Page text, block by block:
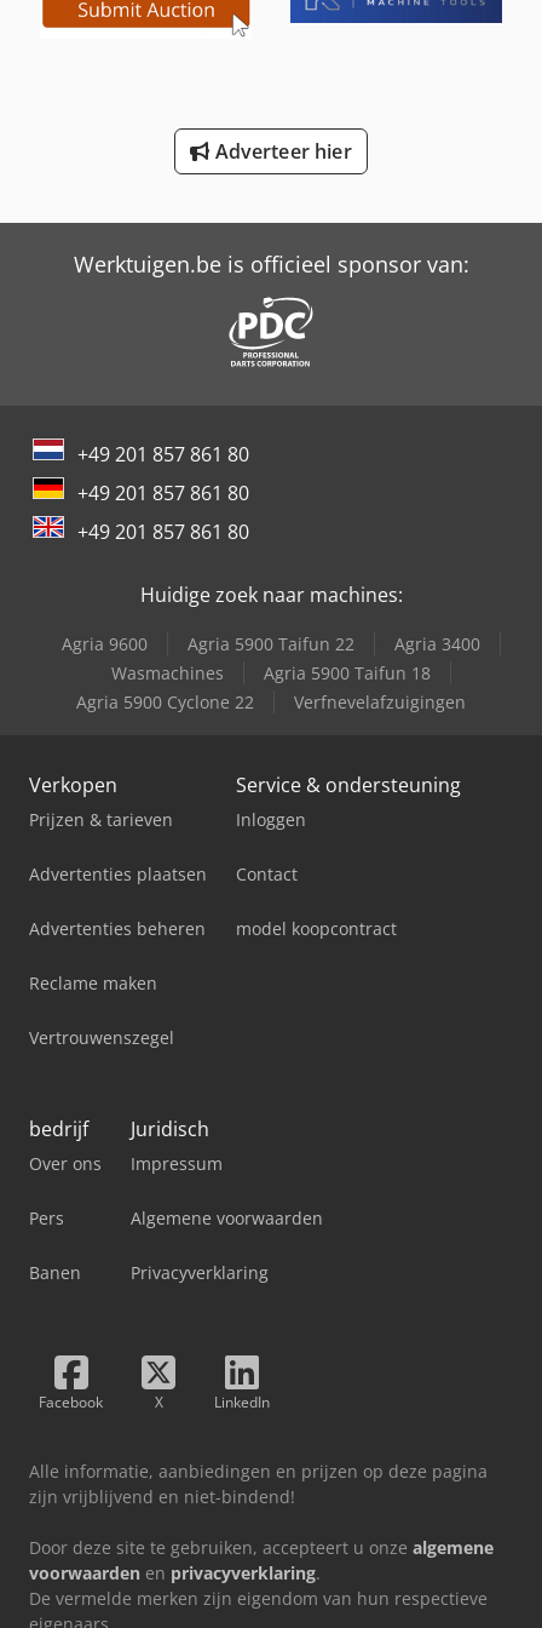
International 844
Adverteer hier
Werktuigen.be is officieel sponsor van:
+49 201 857 861 80
+49 201 857 861 80
+49 201 857 861 80
Huidige zoek naar machines:
Agria 9600 Agria 5900 Taifun 22
Agria 3400
Wasmachines
Agria 5900 Taifun 18
Agria 5900 Cyclone 22
Verfnevelafzuigingen
Verkopen
Prijzen & tarieven
Advertenties plaatsen
Advertenties beheren
Reclame maken
Vertrouwenszegel
Service & ondersteuning
Inloggen
Contact
model koopcontract
bedrijf
Over ons
Pers
Banen
Juridisch
Impressum
Algemene voorwaarden
Privacyverklaring
Facebook X LinkedIn
Alle informatie, aanbiedingen en prijzen op deze pagina
zijn vrijblijvend en niet-bindend!
Door deze site te gebruiken, accepteert u onze algemene
voorwaarden en privacyverklaring.
De vermelde merken zijn eigendom van hun respectieve